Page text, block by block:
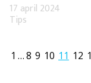
17 april 2024
Tips
1 …8 9 10 11 12